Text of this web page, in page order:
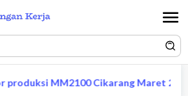
MM2100 Cikarang Maret 2026